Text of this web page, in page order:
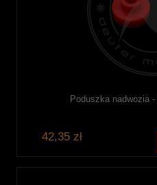
Poduszka nadwozia
42,35 zł